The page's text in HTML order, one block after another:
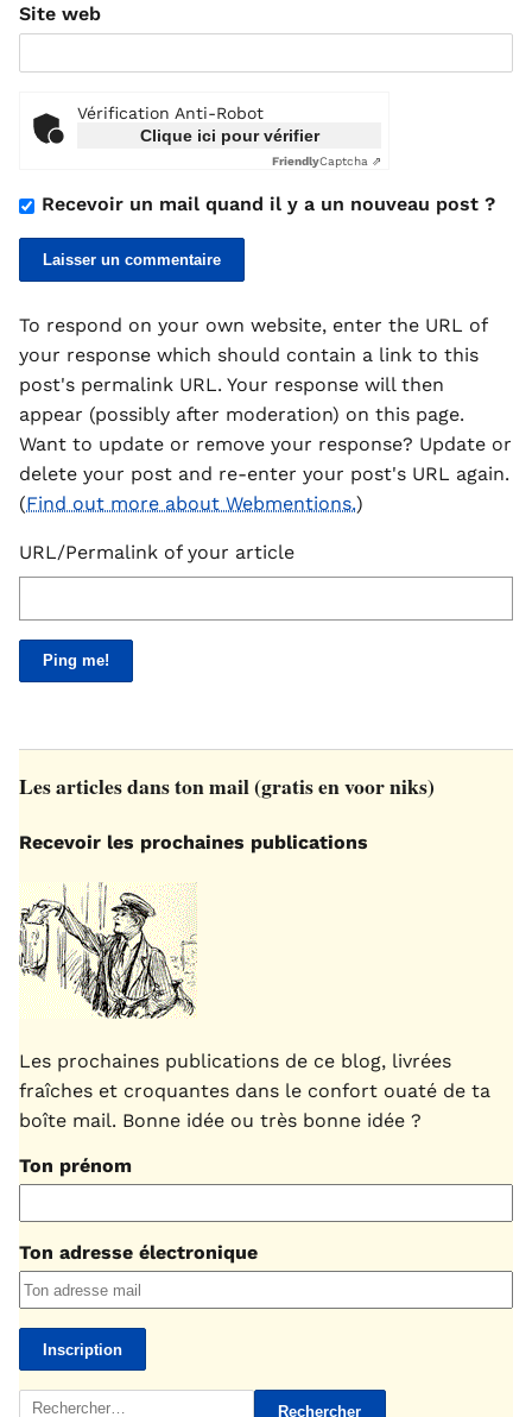
Site web
Vérification Anti-Robot
Clique ici pour vérifier
FriendlyCaptcha ⇗
Recevoir un mail quand il y a un nouveau post ?
To respond on your own website, enter the URL of
your response which should contain a link to this
post's permalink URL. Your response will then
appear (possibly after moderation) on this page.
Want to update or remove your response? Update or
delete your post and re-enter your post's URL again.
(Find out more about Webmentions.)
URL/Permalink of your article
Les articles dans ton mail (gratis en voor niks)
Recevoir les prochaines publications
Les prochaines publications de ce blog, livrées
fraîches et croquantes dans le confort ouaté de ta
boîte mail. Bonne idée ou très bonne idée ?
Ton prénom
Ton adresse électronique
Rechercher :